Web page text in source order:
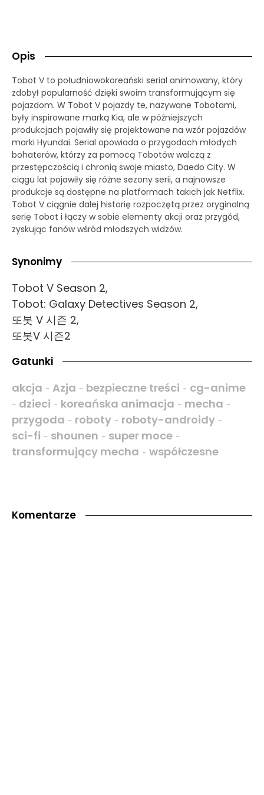
Opis
Tobot V to południowokoreański serial animowany, który
zdobył popularność dzięki swoim transformującym się
pojazdom. W Tobot V pojazdy te, nazywane Tobotami,
były inspirowane marką Kia, ale w późniejszych
produkcjach pojawiły się projektowane na wzór pojazdów
marki Hyundai. Serial opowiada o przygodach młodych
bohaterów, którzy za pomocą Tobotów walczą z
przestępczością i chronią swoje miasto, Daedo City. W
ciągu lat pojawiły się różne sezony serii, a najnowsze
produkcje są dostępne na platformach takich jak Netflix.
Tobot V ciągnie dalej historię rozpoczętą przez oryginalną
serię Tobot i łączy w sobie elementy akcji oraz przygód,
zyskując fanów wśród młodszych widzów.
Synonimy
Tobot V Season 2,
Tobot: Galaxy Detectives Season 2,
또봇 V 시즌 2,
또봇V 시즌2
Gatunki
akcja - Azja - bezpieczne treści - cg-anime
- dzieci - koreańska animacja - mecha -
przygoda - roboty - roboty-androidy -
sci-fi - shounen - super moce -
transformujący mecha - współczesne
Komentarze